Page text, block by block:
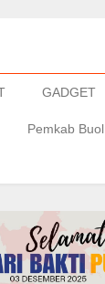
GADGET
Pemkab Buol